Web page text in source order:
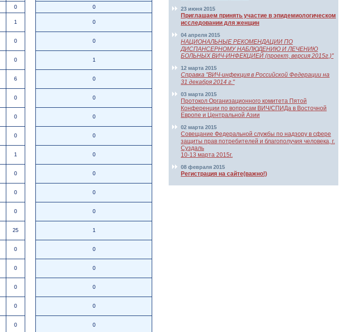
0 0
1 0
0 0
0 1
6 0
0 0
0 0
0 0
1 0
0 0
0 0
0 0
25 1
0 0
0 0
0 0
0 0
0 0
23 июня 2015
Приглашаем принять участие в эпидемиологическом
исследовании для женщин
04 апреля 2015
НАЦИОНАЛЬНЫЕ РЕКОМЕНДАЦИИ ПО
ДИСПАНСЕРНОМУ НАБЛЮДЕНИЮ И ЛЕЧЕНИЮ
БОЛЬНЫХ ВИЧ-ИНФЕКЦИЕЙ (проект, версия 2015г.)"
12 марта 2015
Справка "ВИЧ-инфекция в Российской Федерации на
31 декабря 2014 г."
03 марта 2015
Протокол Организационного комитета Пятой
Конференции по вопросам ВИЧ/СПИДа в Восточной
Европе и Центральной Азии
02 марта 2015
Совещание Федеральной службы по надзору в сфере
защиты прав потребителей и благополучия человека, г.
Суздаль
10-13 марта 2015г.
08 февраля 2015
Регистрация на сайте(важно!)